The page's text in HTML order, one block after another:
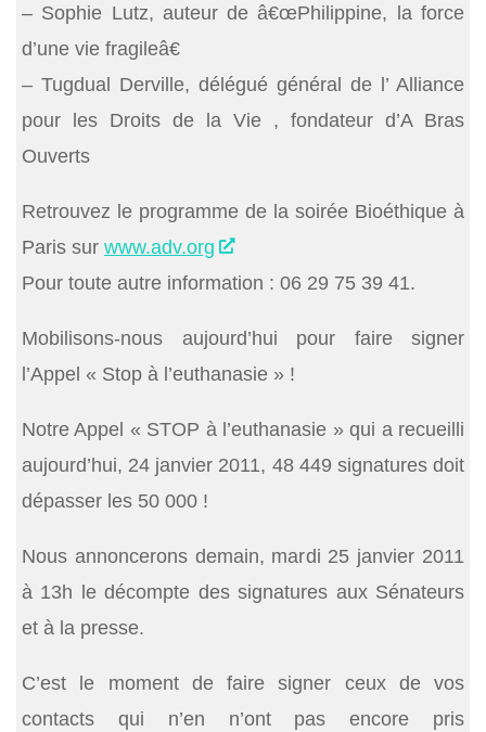
– Sophie Lutz, auteur de â€œPhilippine, la force
d’une vie fragileâ€
– Tugdual Derville, délégué général de l’ Alliance
pour les Droits de la Vie , fondateur d’A Bras
Ouverts
Retrouvez le programme de la soirée Bioéthique à
Paris sur www.adv.org
Pour toute autre information : 06 29 75 39 41.
Mobilisons-nous aujourd’hui pour faire signer
l’Appel « Stop à l’euthanasie » !
Notre Appel « STOP à l’euthanasie » qui a recueilli
aujourd’hui, 24 janvier 2011, 48 449 signatures doit
dépasser les 50 000 !
Nous annoncerons demain, mardi 25 janvier 2011
à 13h le décompte des signatures aux Sénateurs
et à la presse.
C’est le moment de faire signer ceux de vos
contacts qui n’en n’ont pas encore pris